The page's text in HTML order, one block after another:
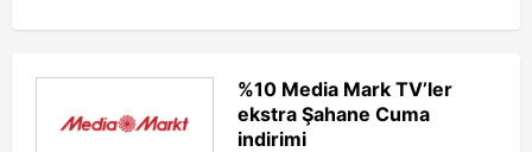
%10 Media Mark TV’ler
ekstra Şahane Cuma
indirimi